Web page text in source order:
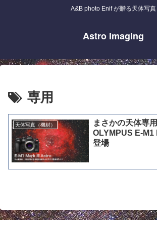
A&B photo Enif が贈る天体写真
Astro Imaging
専用
天体写真（機材）
まさかの天体専
OLYMPUS E-
登場